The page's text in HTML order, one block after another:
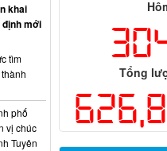
Tổng
học và công nghệ
dụng ngân sách
hiện năm 2026
Kế hoạch Thông
hoặc khám sàng
năm một lần cho
thành phố Đồng
khai
mới
tìm
phố
vị chúc
Tuyên